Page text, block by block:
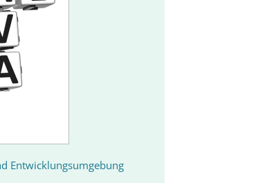
Entwicklungsumgebung